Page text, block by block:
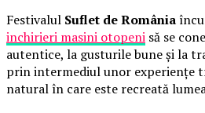
Festivalul Suflet de România
inchirieri masini otopeni să se
autentice, la gusturile bune și la
prin intermediul unor experiențe
natural în care este recreată